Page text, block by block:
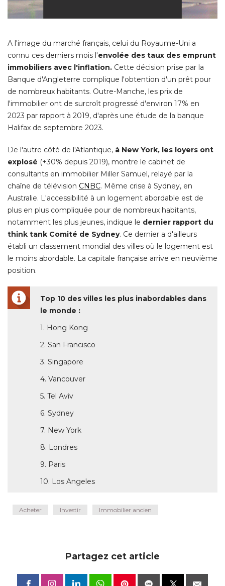
A l'image du marché français, celui du Royaume-Uni a
connu ces derniers mois l'envolée des taux des emprunt
immobiliers avec l'inflation. Cette décision prise par la
Banque d'Angleterre complique l'obtention d'un prêt pour
de nombreux habitants. Outre-Manche, les prix de
l'immobilier ont de surcroît progressé d'environ 17% en
2023 par rapport à 2019, d'après une étude de la banque
Halifax de septembre 2023.
De l'autre côté de l'Atlantique, à New York, les loyers ont
explosé (+30% depuis 2019), montre le cabinet de
consultants en immobilier Miller Samuel, relayé par la
chaîne de télévision CNBC. Même crise à Sydney, en
Australie. L'accessibilité à un logement abordable est de
plus en plus compliquée pour de nombreux habitants,
notamment les plus jeunes, indique le dernier rapport du
think tank Comité de Sydney. Ce dernier a d'ailleurs
établi un classement mondial des villes où le logement est
le moins abordable. La capitale française arrive en neuvième
position.
Top 10 des villes les plus inabordables dans
le monde :
1. Hong Kong
2. San Francisco
3. Singapore
4. Vancouver
5. Tel Aviv
6. Sydney
7. New York
8. Londres
9. Paris
10. Los Angeles
Acheter Investir Immobilier ancien
Partagez cet article